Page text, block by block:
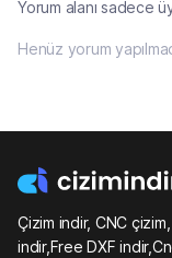
Yorum alanı sadece
Henüz yorum
Çizim indir, CNC
indir,Free DXF